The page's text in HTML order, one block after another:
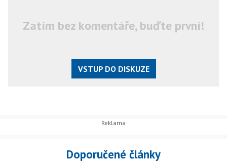
Zatím bez komentáře, buďte první!
VSTUP DO DISKUZE
Doporučené články